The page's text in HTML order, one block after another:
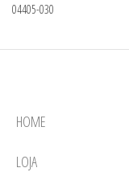
04405-030
HOME
LOJA